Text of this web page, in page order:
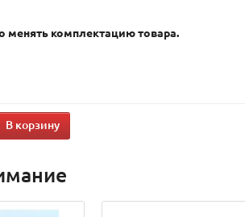
менять комплектацию товара.
В корзину